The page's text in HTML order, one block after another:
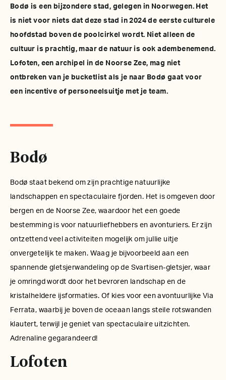
Bodø is een bijzondere stad, gelegen in Noorwegen. Het
is niet voor niets dat deze stad in 2024 de eerste culturele
hoofdstad boven de poolcirkel wordt. Niet alleen de
cultuur is prachtig, maar de natuur is ook adembenemend.
Lofoten, een archipel in de Noorse Zee, mag niet
ontbreken van je bucketlist als je naar Bodø gaat voor
een incentive of personeelsuitje met je team.
Bodø
Bodø staat bekend om zijn prachtige natuurlijke
landschappen en spectaculaire fjorden. Het is omgeven door
bergen en de Noorse Zee, waardoor het een goede
bestemming is voor natuurliefhebbers en avonturiers. Er zijn
ontzettend veel activiteiten mogelijk om jullie uitje
onvergetelijk te maken. Waag je bijvoorbeeld aan een
spannende gletsjerwandeling op de Svartisen-gletsjer, waar
je omringd wordt door het bevroren landschap en de
kristalheldere ijsformaties. Of kies voor een avontuurlijke Via
Ferrata, waarbij je boven de oceaan langs steile rotswanden
klautert, terwijl je geniet van spectaculaire uitzichten.
Adrenaline gegarandeerd!
Lofoten